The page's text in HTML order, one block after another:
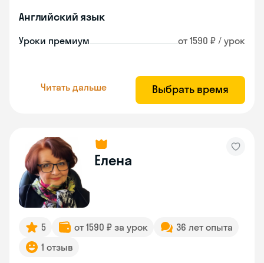
Английский язык
Уроки премиум от 1590 ₽ / урок
Читать дальше Выбрать время
Елена
5 от 1590 ₽ за урок
36 лет опыта
1 отзыв